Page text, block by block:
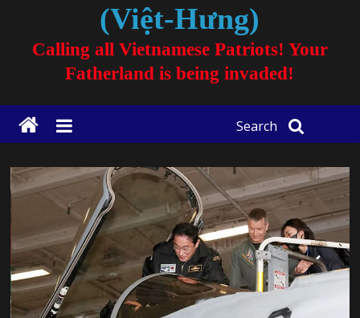
(Việt-Hưng)
Calling all Vietnamese Patriots! Your
Fatherland is being invaded!
Search